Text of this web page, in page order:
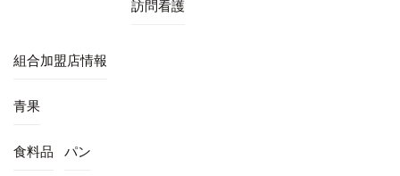
訪問看護
組合加盟店情報
青果
食料品 パン